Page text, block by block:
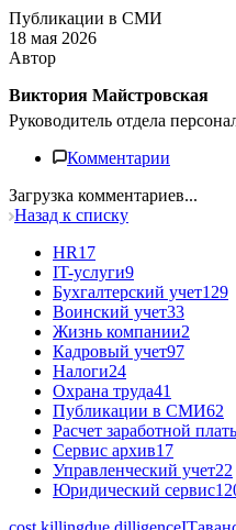
Публикации в СМИ
18 мая 2026
Автор
Виктория Майстровская
Руководитель отдела
Комментарии
Загрузка комментариев...
Назад к списку
HR17
IT-услуги9
Бухгалтерский учет129
Воинский учет33
Жизнь компании2
Кадровый учет97
Налоги24
Охрана труда41
Публикации в СМИ62
Расчет заработной
Сервис архив17
Управленческий учет22
Юридический сервис